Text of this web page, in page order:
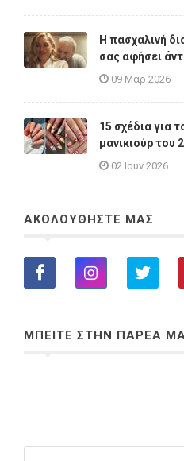
Η πασχαλινή
σας αφήσει
09 Μαρ 2026
15 σχέδια για
μανικιούρ του
02 Ιουν 2026
ΑΚΟΛΟΥΘΗΣΤΕ ΜΑΣ
ΜΠΕΙΤΕ ΣΤΗΝ ΠΑΡΕΑ